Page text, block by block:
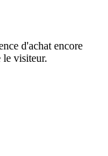
d'achat encore
le visiteur.